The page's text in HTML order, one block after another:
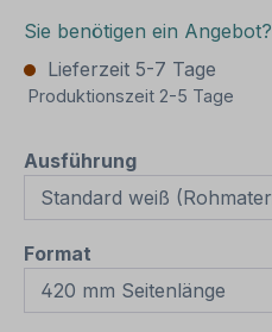
Sie benötigen ein Angebot?
Lieferzeit 5-7 Tage
Produktionszeit 2-5 Tage
Ausführungauswählen
Format